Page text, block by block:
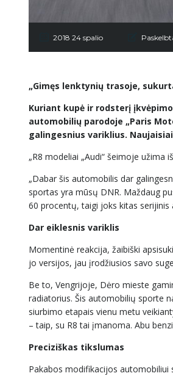
2018 24 spalio
„Gimęs lenktynių trasoje,
Kuriant kupė ir rodsterį
automobilių parodoje „Paris
galingesnius variklius.
„R8 modeliai „Audi“ šeimoje užima
„Dabar šis automobilis dar
sportas yra mūsų DNR. Maždaug
60 procentų, taigi joks kitas
Dar eiklesnis variklis
Momentinė reakcija, žaibiški
jo versijos, jau įrodžiusios savo
Be to, Vengrijoje, Dėro mieste
radiatorius. Šis automobilių sporte
siurbimo etapais vienu metu
– taip, su R8 tai įmanoma. Abu
Preciziškas tikslumas
Pakabos modifikacijos automobiliui